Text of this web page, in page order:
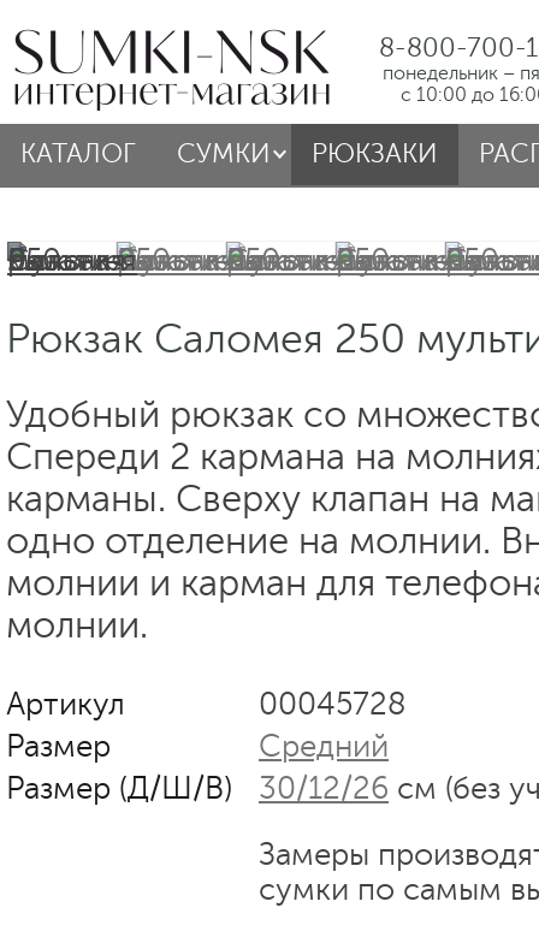
8-800-700-
понедельник –
с 10:00 до
КАТАЛОГ СУМКИ РЮКЗАКИ
Рюкзак Саломея 250
Удобный рюкзак со
Спереди 2 кармана на
карманы. Сверху клапан на
одно отделение на молнии.
молнии и карман для
молнии.
Артикул
00045728
Размер
Средний
Размер (Д/Ш/В)
30/12/26 см (без
Замеры
сумки по самым